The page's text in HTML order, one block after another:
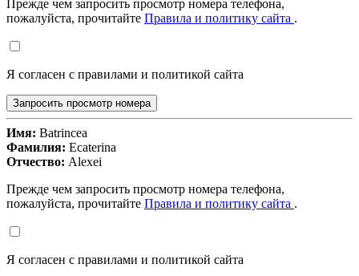
Прежде чем запросить просмотр номера телефона,
пожалуйста, прочитайте Правила и политику сайта .
Я согласен с правилами и политикой сайта
Запросить просмотр номера
Имя: Batrincea
Фамилия: Ecaterina
Отчество: Alexei
Прежде чем запросить просмотр номера телефона,
пожалуйста, прочитайте Правила и политику сайта .
Я согласен с правилами и политикой сайта